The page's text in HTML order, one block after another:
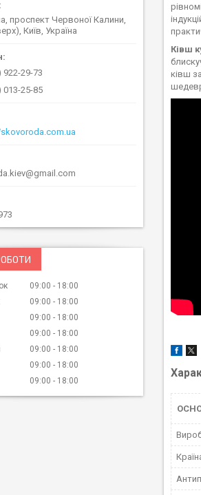
Ківш
ківш
проспект Червоної Калини,
Київ, Україна
922-29-73
013-25-85
09:00
18:00
09:00
18:00
09:00
18:00
09:00
18:00
09:00
18:00
09:00
18:00
09:00 18:00